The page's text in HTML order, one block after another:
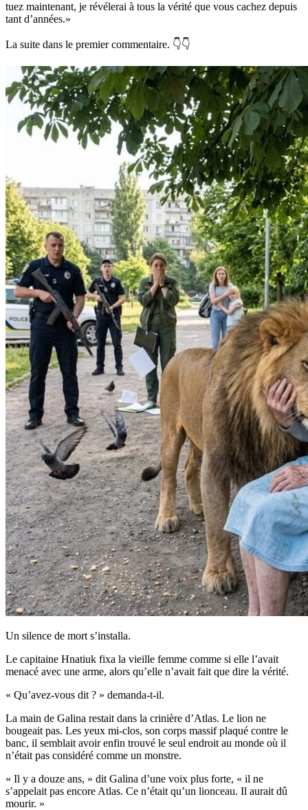
tuez maintenant, je révélerai à tous la vérité que vous cachez depuis
tant d’années.»
La suite dans le premier commentaire. 👇👇
Un silence de mort s’installa.
Le capitaine Hnatiuk fixa la vieille femme comme si elle l’avait
menacé avec une arme, alors qu’elle n’avait fait que dire la vérité.
« Qu’avez-vous dit ? » demanda-t-il.
La main de Galina restait dans la crinière d’Atlas. Le lion ne
bougeait pas. Les yeux mi-clos, son corps massif plaqué contre le
banc, il semblait avoir enfin trouvé le seul endroit au monde où il
n’était pas considéré comme un monstre.
« Il y a douze ans, » dit Galina d’une voix plus forte, « il ne
s’appelait pas encore Atlas. Ce n’était qu’un lionceau. Il aurait dû
mourir. »